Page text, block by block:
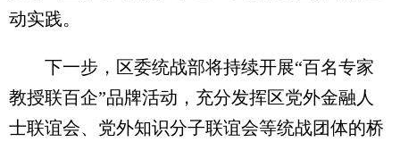
动实践。
下一步，区委统战部将持续开展“百名专家
教授联百企”品牌活动，充分发挥区党外金融人
士联谊会、党外知识分子联谊会等统战团体的桥